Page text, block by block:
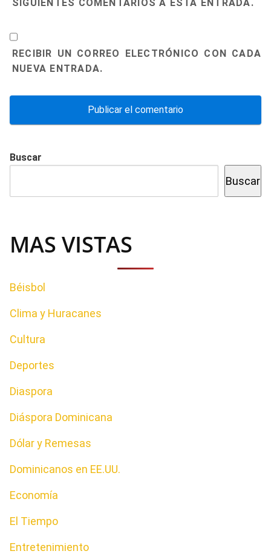
SIGUIENTES COMENTARIOS A ESTA ENTRADA.
RECIBIR UN CORREO ELECTRÓNICO CON CADA
NUEVA ENTRADA.
Buscar
Buscar
MAS VISTAS
Béisbol
Clima y Huracanes
Cultura
Deportes
Diaspora
Diáspora Dominicana
Dólar y Remesas
Dominicanos en EE.UU.
Economía
El Tiempo
Entretenimiento